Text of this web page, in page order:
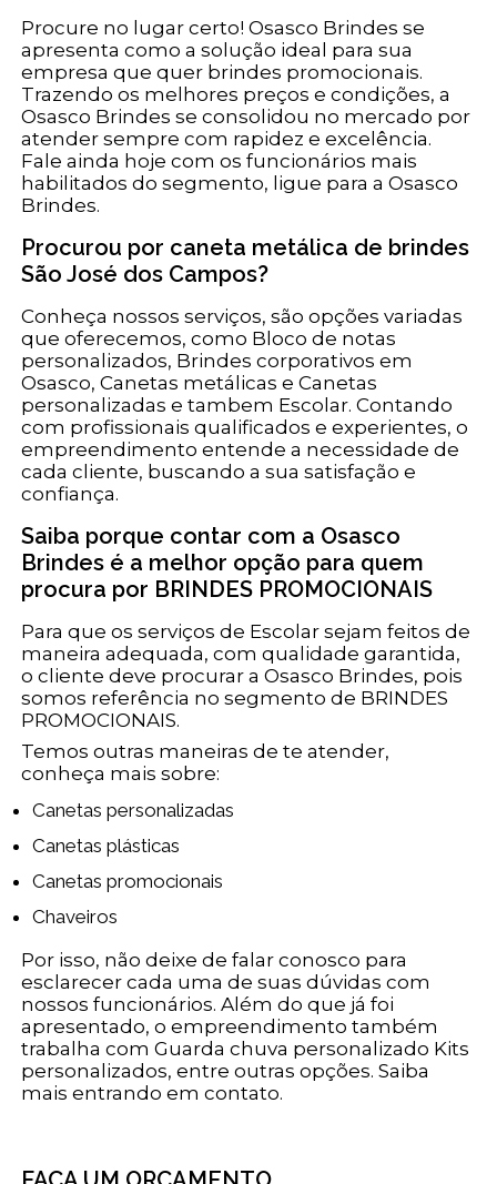
Procure no lugar certo! Osasco Brindes se
apresenta como a solução ideal para sua
empresa que quer brindes promocionais.
Trazendo os melhores preços e condições, a
Osasco Brindes se consolidou no mercado por
atender sempre com rapidez e excelência.
Fale ainda hoje com os funcionários mais
habilitados do segmento, ligue para a Osasco
Brindes.
Procurou por caneta metálica de brindes
São José dos Campos?
Conheça nossos serviços, são opções variadas
que oferecemos, como Bloco de notas
personalizados, Brindes corporativos em
Osasco, Canetas metálicas e Canetas
personalizadas e tambem Escolar. Contando
com profissionais qualificados e experientes, o
empreendimento entende a necessidade de
cada cliente, buscando a sua satisfação e
confiança.
Saiba porque contar com a Osasco
Brindes é a melhor opção para quem
procura por BRINDES PROMOCIONAIS
Para que os serviços de Escolar sejam feitos de
maneira adequada, com qualidade garantida,
o cliente deve procurar a Osasco Brindes, pois
somos referência no segmento de BRINDES
PROMOCIONAIS.
Temos outras maneiras de te atender,
conheça mais sobre:
Canetas personalizadas
Canetas plásticas
Canetas promocionais
Chaveiros
Por isso, não deixe de falar conosco para
esclarecer cada uma de suas dúvidas com
nossos funcionários. Além do que já foi
apresentado, o empreendimento também
trabalha com Guarda chuva personalizado Kits
personalizados, entre outras opções. Saiba
mais entrando em contato.